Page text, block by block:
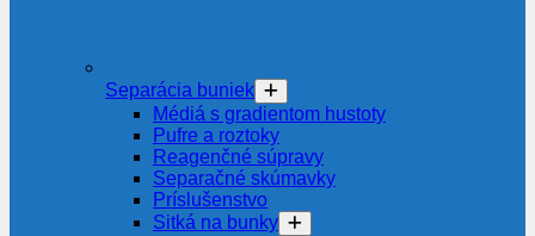
Separácia buniek
Médiá s gradientom hustoty
Pufre a roztoky
Reagenčné súpravy
Separačné skúmavky
Príslušenstvo
Sitká na bunky